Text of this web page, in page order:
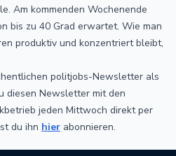
Am kommenden Wochenende
bis zu 40 Grad erwartet. Wie man
produktiv und konzentriert bleibt,
politjobs-Newsletter als
diesen Newsletter mit den
jeden Mittwoch direkt per
du ihn hier abonnieren.